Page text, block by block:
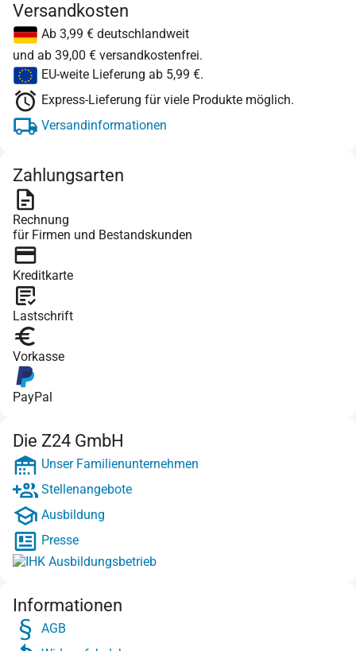
Versandkosten
Ab 3,99 € deutschlandweit
und ab 39,00 € versandkostenfrei.
EU-weite Lieferung ab 5,99 €.
Express-Lieferung für viele Produkte möglich.
Versandinformationen
Zahlungsarten
Rechnung
für Firmen und Bestandskunden
Kreditkarte
Lastschrift
Vorkasse
PayPal
Die Z24 GmbH
Unser Familienunternehmen
Stellenangebote
Ausbildung
Presse
Informationen
AGB